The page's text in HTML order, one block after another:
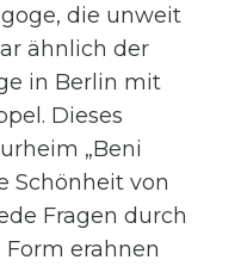
die unweit
ähnlich der
in Berlin mit
Dieses
„Beni
Schönheit von
Fragen durch
erahnen